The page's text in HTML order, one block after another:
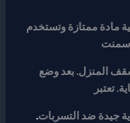
مادة ممتازة وتستخدم
المنزل. بعد وضع
تعتبر
جيدة ضد التسربات.